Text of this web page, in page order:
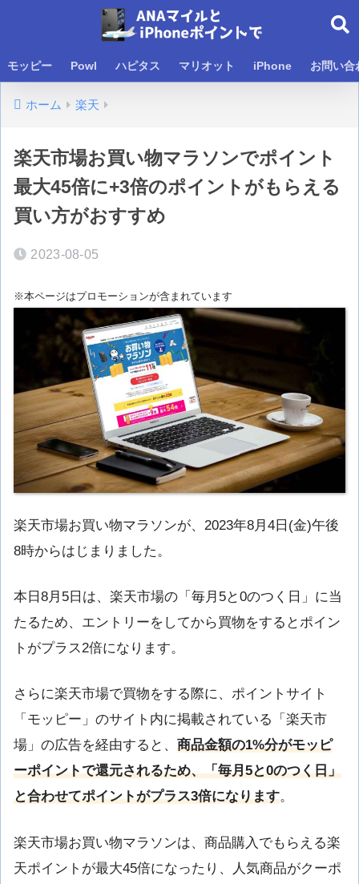
モッピー Powl ハピタス マリオット iPhone お問い合
ホーム 楽天
楽天市場お買い物マラソンでポイント
最大45倍に+3倍のポイントがもらえる
買い方がおすすめ
2023-08-05
※本ページはプロモーションが含まれています
楽天市場お買い物マラソンが、2023年8月4日(金)午後
8時からはじまりました。
本日8月5日は、楽天市場の「毎月5と0のつく日」に当
たるため、エントリーをしてから買物をするとポイン
トがプラス2倍になります。
さらに楽天市場で買物をする際に、ポイントサイト
「モッピー」のサイト内に掲載されている「楽天市
場」の広告を経由すると、 商品金額の1%分がモッピ
ーポイントで還元されるため、「毎月5と0のつく日」
と合わせてポイントがプラス3倍になります。
楽天市場お買い物マラソンは、商品購入でもらえる楽
天ポイントが最大45倍になったり、人気商品がクーポ